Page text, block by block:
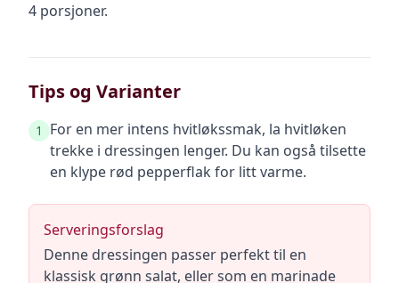
4 porsjoner.
Tips og Varianter
1
For en mer intens hvitløkssmak, la hvitløken
trekke i dressingen lenger. Du kan også tilsette
en klype rød pepperflak for litt varme.
Serveringsforslag
Denne dressingen passer perfekt til en
klassisk grønn salat, eller som en marinade